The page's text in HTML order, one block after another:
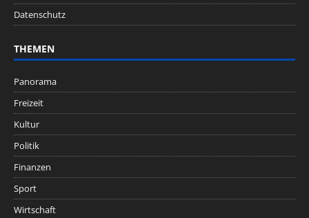
Datenschutz
THEMEN
Panorama
Freizeit
Kultur
Politik
Finanzen
Sport
Wirtschaft